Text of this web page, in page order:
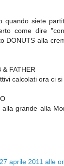
quando siete
come dire
DONUTS alla
& FATHER
calcolati ora ci si
grande alla
27 aprile 2011 alle